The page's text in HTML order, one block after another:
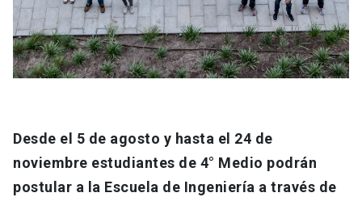
Desde el 5 de agosto y hasta el 24 de
noviembre estudiantes de 4° Medio podrán
postular a la Escuela de Ingeniería a través de